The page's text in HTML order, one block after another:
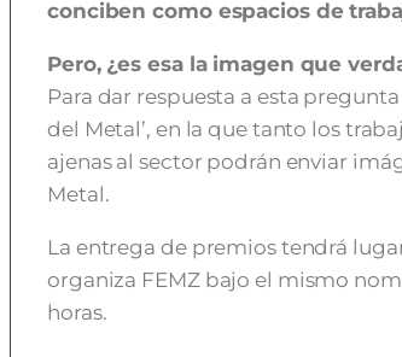
conciben como espacios de
Pero, ¿es esa la imagen que
Para dar respuesta a esta
del Metal’, en la que tanto los
ajenas al sector podrán enviar
Metal.
La entrega de premios tendrá
organiza FEMZ bajo el mismo
horas.